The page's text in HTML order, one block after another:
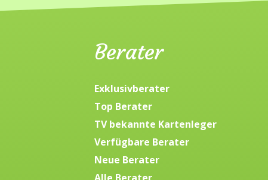
Berater
Exklusivberater
Top Berater
TV bekannte Kartenleger
Verfügbare Berater
Neue Berater